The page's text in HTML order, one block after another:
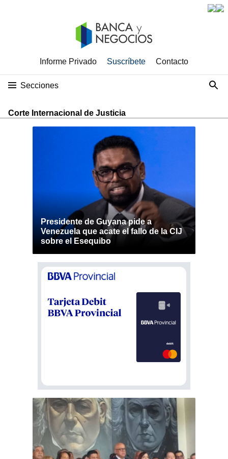
Informe Privado Suscríbete Contacto
Secciones
Corte Internacional de Justicia
Presidente de Guyana pide a
Venezuela que acate el fallo de la CIJ
sobre el Esequibo